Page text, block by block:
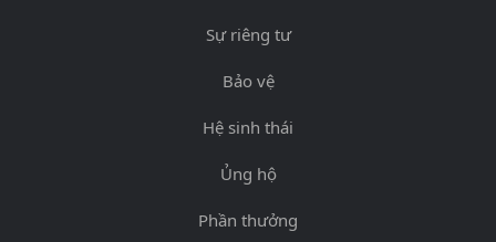
Sự riêng tư
Bảo vệ
Hệ sinh thái
Ủng hộ
Phần thưởng